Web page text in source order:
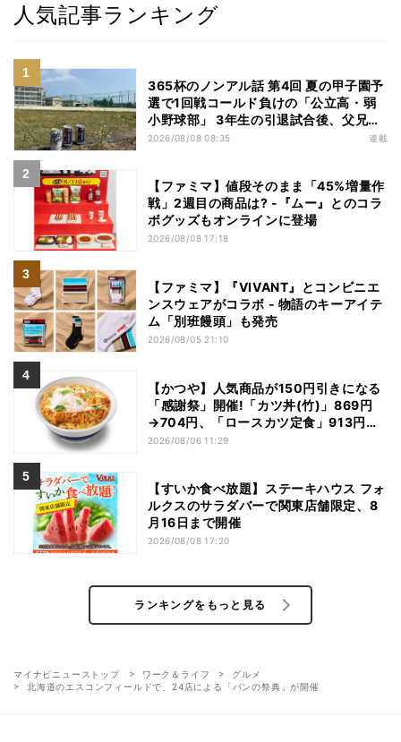
人気記事ランキング
365杯のノンアル話 第4回 夏の甲子園予
選で1回戦コールド負けの「公立高・弱
小野球部」 3年生の引退試合後、父兄
が“現場”で取り出したのは……
2026/08/08 08:35 連載
【ファミマ】値段そのまま「45%増量作
戦」2週目の商品は? -『ムー』とのコラ
ボグッズもオンラインに登場
2026/08/08 17:18
【ファミマ】『VIVANT』とコンビニエ
ンスウェアがコラボ - 物語のキーアイテ
ム「別班饅頭」も発売
2026/08/05 21:10
【かつや】人気商品が150円引きになる
「感謝祭」開催!「カツ丼(竹)」869円
→704円、「ロースカツ定食」913円
→748円に - 8日間限定
2026/08/06 11:29
【すいか食べ放題】ステーキハウス フォ
ルクスのサラダバーで関東店舗限定、8
月16日まで開催
2026/08/08 17:20
ランキングをもっと見る
マイナビニューストップ ワーク＆ライフ
グルメ
北海道のエスコンフィールドで、24店による「パンの祭典」が開催